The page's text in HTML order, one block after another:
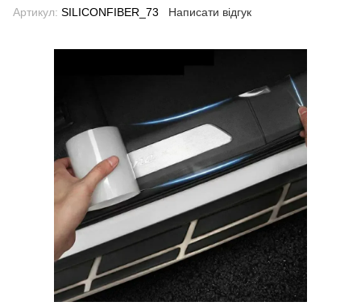
Артикул: SILICONFIBER_73 Написати відгук